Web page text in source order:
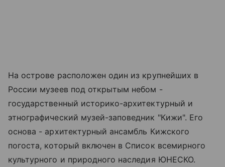
На острове расположен один из крупнейших в
России музеев под открытым небом -
государственный историко-архитектурный и
этнографический музей-заповедник "Кижи". Его
основа - архитектурный ансамбль Кижского
погоста, который включен в Список всемирного
культурного и природного наследия ЮНЕСКО.